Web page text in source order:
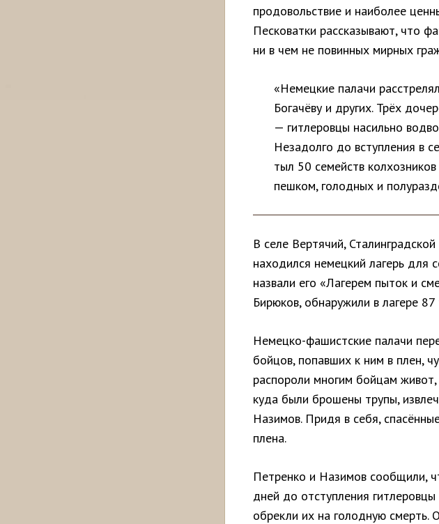
продовольствие и наиболее
Песковатки рассказывают, что
ни в чем не повинных мирных
«Немецкие палачи
Богачёву и других. Трёх
— гитлеровцы насильно
Незадолго до вступления в
тыл 50 семейств
пешком, голодных и
В селе Вертячий,
находился немецкий лагерь для
назвали его «Лагерем пыток и
Бирюков, обнаружили в лагере 87
Немецко-фашистские палачи
бойцов, попавших к ним в плен,
распороли многим бойцам
куда были брошены трупы,
Назимов. Придя в себя,
плена.
Петренко и Назимов сообщили,
дней до отступления
обрекли их на голодную смерть.